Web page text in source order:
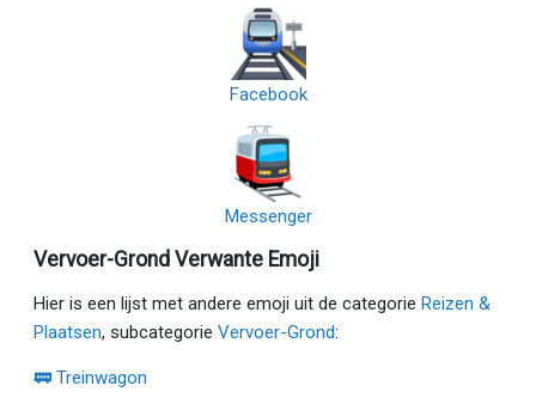
Facebook
Messenger
Vervoer-Grond Verwante Emoji
Hier is een lijst met andere emoji uit de categorie Reizen &
Plaatsen, subcategorie Vervoer-Grond:
🚃 Treinwagon